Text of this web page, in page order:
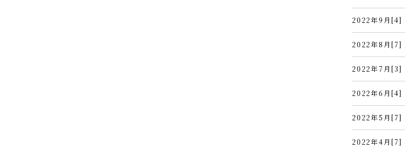
2022年9月[4]
2022年8月[7]
2022年7月[3]
2022年6月[4]
2022年5月[7]
2022年4月[7]